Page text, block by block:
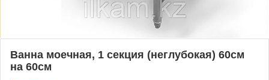
Ванна моечная, 1 секция (неглубокая) 60см
на 60см